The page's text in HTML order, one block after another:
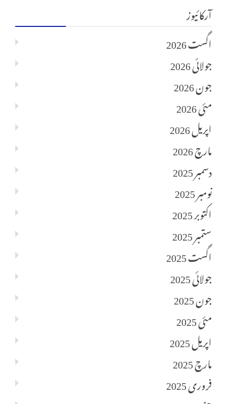
آرکائیوز
اگست 2026
جولائی 2026
جون 2026
مئی 2026
اپریل 2026
مارچ 2026
دسمبر 2025
نومبر 2025
اکتوبر 2025
ستمبر 2025
اگست 2025
جولائی 2025
جون 2025
مئی 2025
اپریل 2025
مارچ 2025
فروری 2025